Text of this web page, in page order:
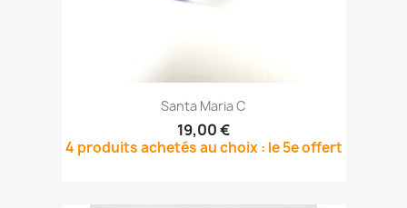
Santa Maria C
19,00 €
4 produits achetés au choix : le 5e offert